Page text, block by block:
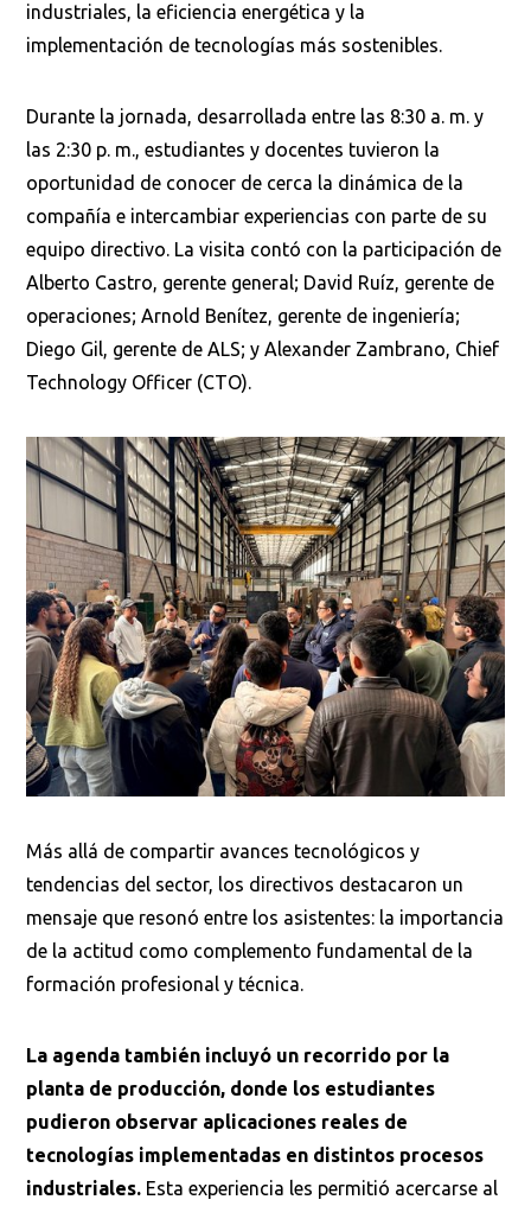
industriales, la eficiencia energética y la
implementación de tecnologías más sostenibles.
Durante la jornada, desarrollada entre las 8:30 a. m. y
las 2:30 p. m., estudiantes y docentes tuvieron la
oportunidad de conocer de cerca la dinámica de la
compañía e intercambiar experiencias con parte de su
equipo directivo. La visita contó con la participación de
Alberto Castro, gerente general; David Ruíz, gerente de
operaciones; Arnold Benítez, gerente de ingeniería;
Diego Gil, gerente de ALS; y Alexander Zambrano, Chief
Technology Officer (CTO).
Más allá de compartir avances tecnológicos y
tendencias del sector, los directivos destacaron un
mensaje que resonó entre los asistentes: la importancia
de la actitud como complemento fundamental de la
formación profesional y técnica.
La agenda también incluyó un recorrido por la
planta de producción, donde los estudiantes
pudieron observar aplicaciones reales de
tecnologías implementadas en distintos procesos
industriales. Esta experiencia les permitió acercarse al
¿Qué buscas?
Buscar en: